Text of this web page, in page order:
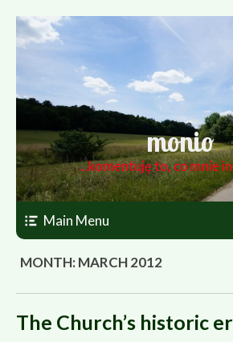
monio
…komentuję to, co mnie
Main Menu
MONTH: MARCH 2012
The Church’s historic